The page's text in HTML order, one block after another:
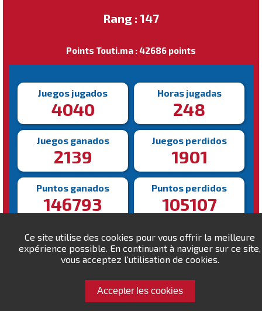
Ce site utilise des cookies pour vous offrir la meilleure
expérience possible. En continuant à naviguer sur ce site,
vous acceptez l'utilisation de cookies.
Accepter les cookies
Rang : 147
Points Touti.ma : 42686 points
Juegos jugados
4040
Horas jugadas
248
Juegos ganados
2139
Juegos perdidos
1901
Puntos ganados
146793
Puntos perdidos
105107
Victoria más rápida
103s
Victoria más lenta
1400s
Desafía a Tico!